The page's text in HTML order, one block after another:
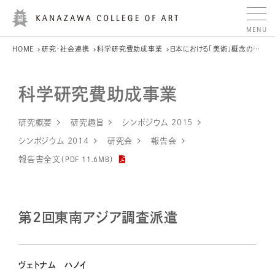
HOME 研究・社会連携 科学研究費助成事業 日本における「美術」概念の再構築―語彙と理論にまたがる総合的研究―
科学研究費助成事業
研究概要 研究趣旨 シンポジウム 2015
シンポジウム 2014 研究会 報告会
報告書全文（PDF 11.6MB）
第2回東南アジア調査派遣
ヴェトナム ハノイ